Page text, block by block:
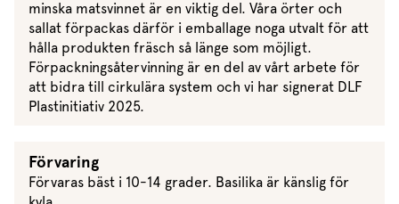
minska matsvinnet är en viktig del. Våra örter och
sallat förpackas därför i emballage noga utvalt för att
hålla produkten fräsch så länge som möjligt.
Förpackningsåtervinning är en del av vårt arbete för
att bidra till cirkulära system och vi har signerat DLF
Plastinitiativ 2025.
Förvaring
Förvaras bäst i 10-14 grader. Basilika är känslig för